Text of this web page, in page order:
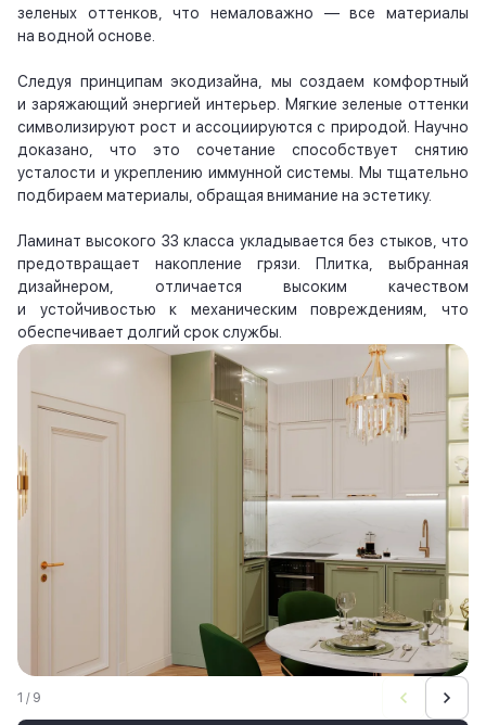
зеленых оттенков, что немаловажно — все материалы
на водной основе.
Следуя принципам экодизайна, мы создаем комфортный
и заряжающий энергией интерьер. Мягкие зеленые оттенки
символизируют рост и ассоциируются с природой. Научно
доказано, что это сочетание способствует снятию
усталости и укреплению иммунной системы. Мы тщательно
подбираем материалы, обращая внимание на эстетику.
Ламинат высокого 33 класса укладывается без стыков, что
предотвращает накопление грязи. Плитка, выбранная
дизайнером, отличается высоким качеством
и устойчивостью к механическим повреждениям, что
обеспечивает долгий срок службы.
1 / 9